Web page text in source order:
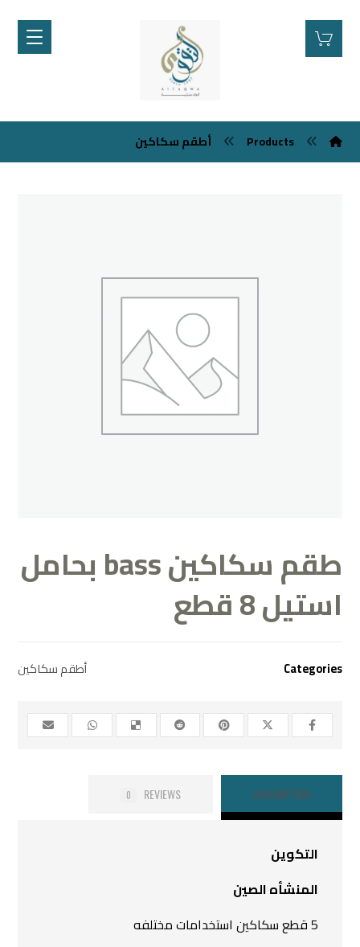
Products أطقم سكاكين
طقم سكاكين bass بحامل
استيل 8 قطع
Categories أطقم سكاكين
DESCRIPTION
REVIEWS
0
التكوين
المنشأه الصين
5 قطع سكاكين استخدامات مختلفه